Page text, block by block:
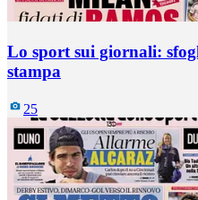
Lo sport sui giornali:
stampa
25